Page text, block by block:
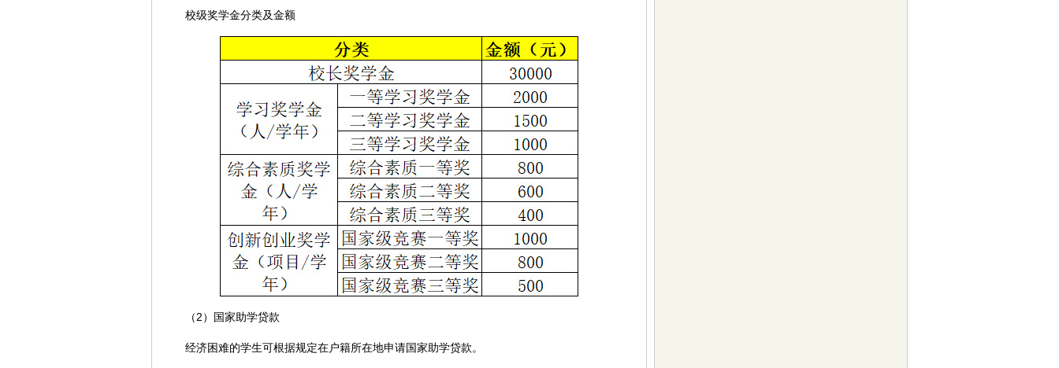
校级奖学金分类及金额
（2）国家助学贷款
经济困难的学生可根据规定在户籍所在地申请国家助学贷款。